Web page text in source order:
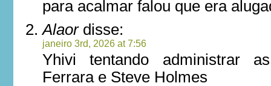
para acalmar falou que era
Alaordisse:
janeiro 3rd, 2026 at 7:56
Yhivi tentando administrar
Ferrara e Steve Holmes